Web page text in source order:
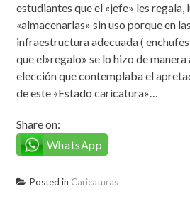
estudiantes que el «jefe» les regala,
«almacenarlas» sin uso porque en
infraestructura adecuada (
que el»regalo» se lo hizo de manera
elección que contemplaba el
de este «Estado caricatura»…
Share on:
WhatsApp
Posted in Caricaturas